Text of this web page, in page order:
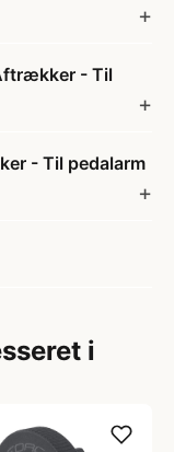
- Til
- Til pedalarm
i